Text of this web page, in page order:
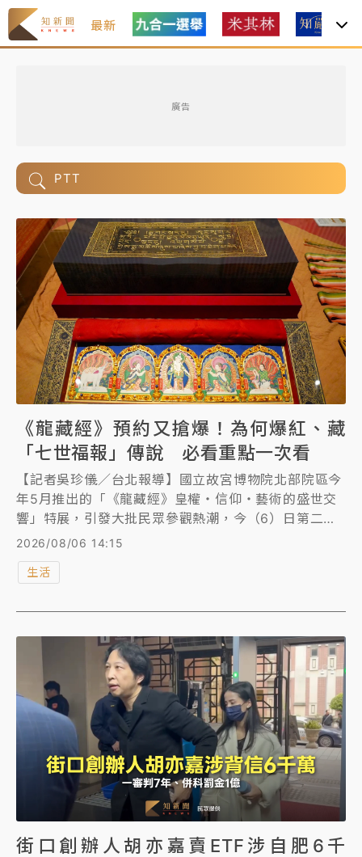
最新
廣告
PTT
《龍藏經》預約又搶爆！為何爆紅、藏
「七世福報」傳說 必看重點一次看
【記者吳珍儀／台北報導】國立故宮博物院北部院區今
年5月推出的「《龍藏經》皇權・信仰・藝術的盛世交
響」特展，引發大批民眾參觀熱潮，今（6）日第二檔
父親節檔期應觀眾而登場，並且試辦預約制。而原訂上
經》除了展現清初宮廷工藝的精湛技藝與美學成就，也
「盛事特展」來歷。
2026/08/06 14:15
生活
街口創辦人胡亦嘉賣ETF涉自肥6千